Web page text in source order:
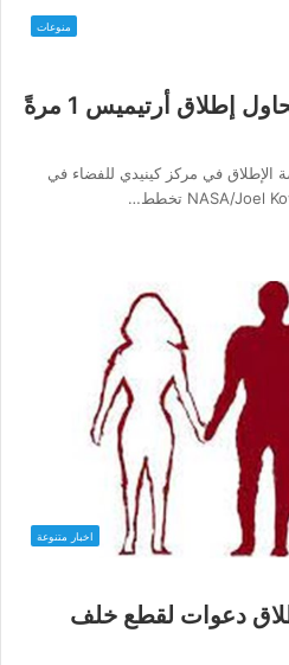
منوعات
ناسا بالعربي - ناسا ستحاول إطلاق أرتيميس 1 مرةً
2 على منصة الإطلاق في مركز كينيدي للفضاء في
اخبار متنوعة
دعوات لقطع خلف